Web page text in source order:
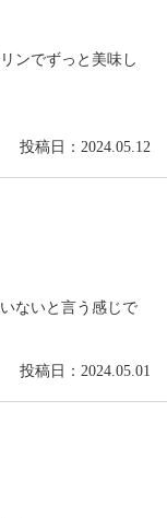
ンでずっと美味し
投稿日：2024.05.12
ないと言う感じで
投稿日：2024.05.01